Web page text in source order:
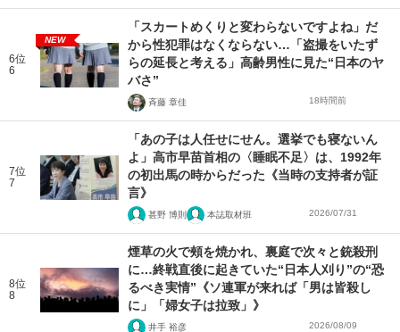
6位
6
NEW
「スカートめくりと変わらないですよね」だ
から性犯罪はなくならない…「盗撮をいたず
らの延長と考える」高齢男性に見た“日本のヤ
バさ”
斉藤 章佳 18時間前
7位
7
「あの子は人任せにせん。選挙でも寝ないん
よ」高市早苗首相の〈睡眠不足〉は、1992年
の初出馬の時からだった《当時の支持者が証
言》
甚野 博則 本誌取材班 2026/07/31
8位
8
煙草の火で頰を焼かれ、裏庭で次々と銃殺刑
に…終戦直後に起きていた“日本人刈り”の“恐
るべき実情”《ソ連軍が来れば「男は皆殺し
に」「婦女子は拉致」》
井手 裕彦 2026/08/09